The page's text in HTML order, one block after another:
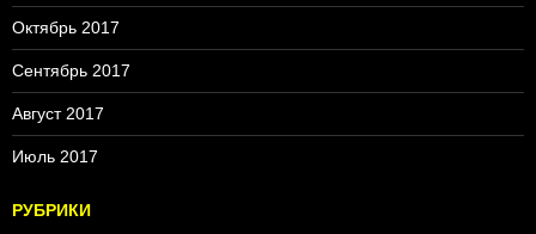
Октябрь 2017
Сентябрь 2017
Август 2017
Июль 2017
РУБРИКИ